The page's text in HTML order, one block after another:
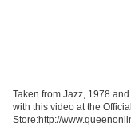
Taken from Jazz, 1978
with this video at the
Store:http://